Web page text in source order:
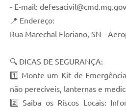
Projetos
Links
Serviços Online
- E-mail:
📍 Endereço:
Rua Marechal Floriano, SN -
🔍 DICAS DE SEGURANÇA:
1️⃣ Monte um Kit de
não perecíveis, lanternas e
2️⃣ Saiba os Riscos Locais: